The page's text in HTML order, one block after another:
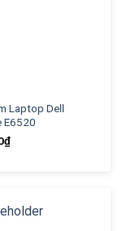
Laptop Dell
E6520
₫